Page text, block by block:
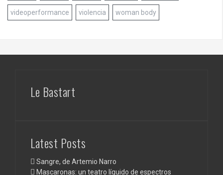
videoperformance violencia woman body
Le Bastart
Latest Posts
Sangre, de Artemio Narro
Mascaronas: un teatro líquido de espectros